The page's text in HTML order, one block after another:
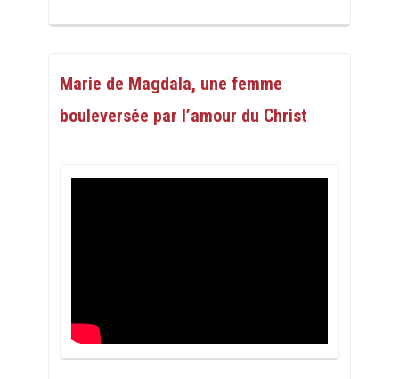
Marie de Magdala, une femme
bouleversée par l’amour du Christ